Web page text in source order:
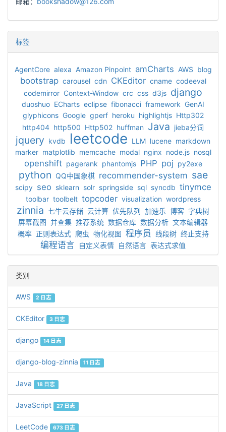
标签
AgentCore alexa Amazon Pinpoint amCharts AWS blog
bootstrap carousel cdn CKEditor cname codeeval
codemirror Context-Window crc css d3js django
duoshuo ECharts eclipse fibonacci framework GenAI
glyphicons Google gperf heroku highlightjs Http302
http404 http500 Http502 huffman Java jieba分词
jquery kvdb leetcode LLM lucene markdown
marker matplotlib memcache modal nginx node.js nosql
openshift pagerank phantomjs PHP poj py2exe
python QQ中国象棋 recommender-system sae
scipy seo sklearn solr springside sql syncdb tinymce
toolbar toolbelt topcoder visualization wordpress
zinnia 七牛云存储 云计算 优先队列 加速乐 博客 字典树
屏幕截图 并查集 推荐系统 数据仓库 数据分析 文本编辑器
概率 正则表达式 爬虫 物化视图 程序员 线段树 终止支持
编程语言 自定义表情 自然语言 表达式求值
类别
AWS 2 日志
CKEditor 3 日志
django 14 日志
django-blog-zinnia 11 日志
Java 18 日志
JavaScript 27 日志
LeetCode 673 日志